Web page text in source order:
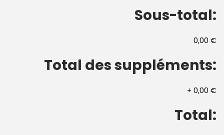
Sous-total:
0,00 €
Total des suppléments:
+ 0,00 €
Total: